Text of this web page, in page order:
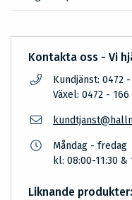
Kontakta oss - Vi
Kundjänst: 0472
Växel: 0472 - 166
Måndag - fredag
kl: 08:00-11:30 &
Liknande produkter: